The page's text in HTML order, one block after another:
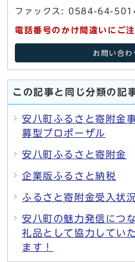
ファックス: 0584-64-
電話番号のかけ間違いにご
お問い合わ
この記事と同じ分類の記
安八町ふるさと寄附金
募型プロポーザル
安八町ふるさと寄附金
企業版ふるさと納税
ふるさと寄附金受入状
安八町の魅力発信につ
礼品として協力してい
ます！